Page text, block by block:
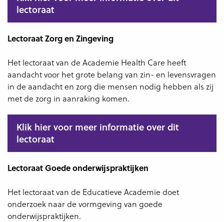
lectoraat
Lectoraat Zorg en Zingeving
Het lectoraat van de Academie Health Care heeft
aandacht voor het grote belang van zin- en levensvragen
in de aandacht en zorg die mensen nodig hebben als zij
met de zorg in aanraking komen.
Klik hier voor meer informatie over dit
lectoraat
Lectoraat Goede onderwijspraktijken
Het lectoraat van de Educatieve Academie doet
onderzoek naar de vormgeving van goede
onderwijspraktijken.